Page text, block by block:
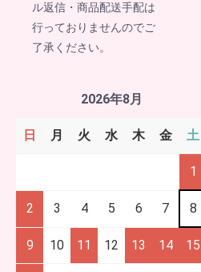
ル返信・商品配送手配は
行っておりませんのでご
了承ください。
2026年8月
日 月 火 水 木 金 土
1
2 3 4 5 6 7 8
9 10 11 12 13 14 15